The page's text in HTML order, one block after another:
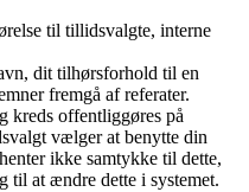
til tillidsvalgte, interne
dit tilhørsforhold til en
fremgå af referater.
kreds offentliggøres på
vælger at benytte din
ikke samtykke til dette,
til at ændre dette i systemet.